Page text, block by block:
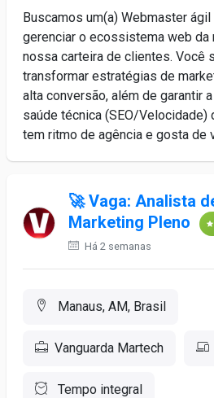
Buscamos um(a) Webmaster
gerenciar o ecossistema web da
nossa carteira de clientes. Você
transformar estratégias de
alta conversão, além de garantir
saúde técnica (SEO/
tem ritmo de agência e gosta de
🚀 Vaga: Analista
Marketing Pleno
Há 2 semanas
Manaus, AM, Brasil
Vanguarda Martech
Tempo integral